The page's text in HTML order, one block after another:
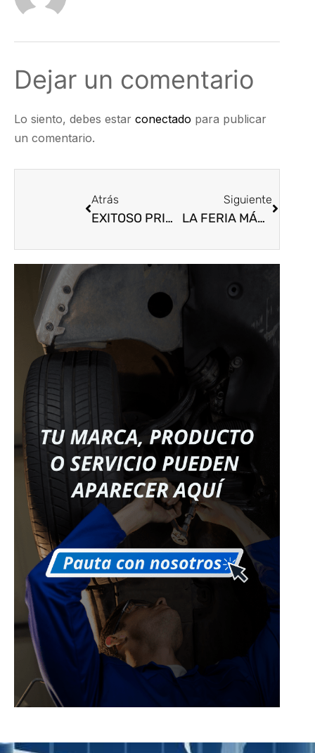
Dejar un comentario
Lo siento, debes estar conectado para publicar
un comentario.
Atrás
EXITOSO PRIMER DÍA DE EXPOPARTES VIRTUAL 2021.
Siguiente
LA FERIA MÁS IMPORTANTE DE AUTOPARTES DE LATINOAMÉRICA, EXPOPARTES 2021.